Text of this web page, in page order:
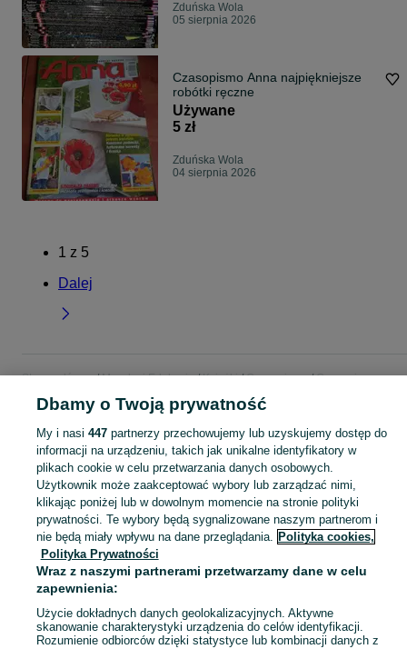
Zduńska Wola
05 sierpnia 2026
Czasopismo Anna najpiękniejsze
robótki ręczne
Używane
5 zł
Zduńska Wola
04 sierpnia 2026
1 z 5
Dalej
Strona główna Muzyka i Edukacja Książki Czasopisma
Czasopisma -
Łódzkie
Czasopisma - Zduńska Wola
KATEGORIA
Sprzedaż czasopism Zduńska Wola ▶️ gazety, magazyny, wydania kolekcjonerskie ✅ Nowe i używane w atrakcyjnych cenach ✌ Kupuj i sprzedawaj prasę na OLX.pl! Zobacz
Mapa kategorii
Mapa miejscowości
Mapa ministron
Popularne wyszukiwania
Dbamy o Twoją prywatność
My i nasi 447partnerzy przechowujemy lub uzyskujemy dostęp do
informacji na urządzeniu, takich jak unikalne identyfikatory w
plikach cookie w celu przetwarzania danych osobowych.
Użytkownik może zaakceptować wybory lub zarządzać nimi,
klikając poniżej lub w dowolnym momencie na stronie polityki
prywatności. Te wybory będą sygnalizowane naszym partnerom i
nie będą miały wpływu na dane przeglądania. Polityka cookies,
Polityka Prywatności
Wraz z naszymi partnerami przetwarzamy dane w celu
zapewnienia:
Użycie dokładnych danych geolokalizacyjnych. Aktywne
skanowanie charakterystyki urządzenia do celów identyfikacji.
Rozumienie odbiorców dzięki statystyce lub kombinacji danych z